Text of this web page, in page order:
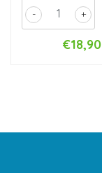
+
-
€18,90